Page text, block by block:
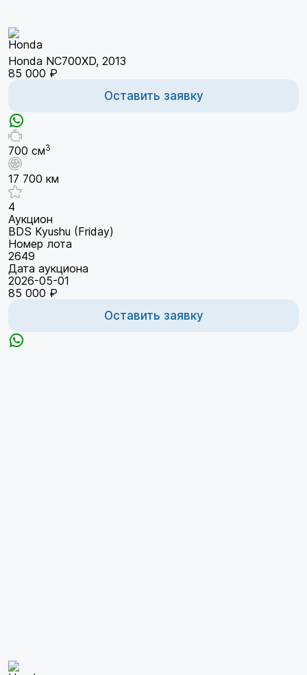
Honda NC700XD, 2013
85 000 ₽
Оставить заявку
700 см3
17 700 км
4
Аукцион
BDS Kyushu (Friday)
Номер лота
2649
Дата аукциона
2026-05-01
85 000 ₽
Оставить заявку